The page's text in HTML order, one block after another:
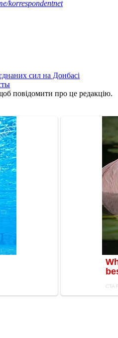
korrespondentnet
сил на Донбасі
повідомити про це редакцію.